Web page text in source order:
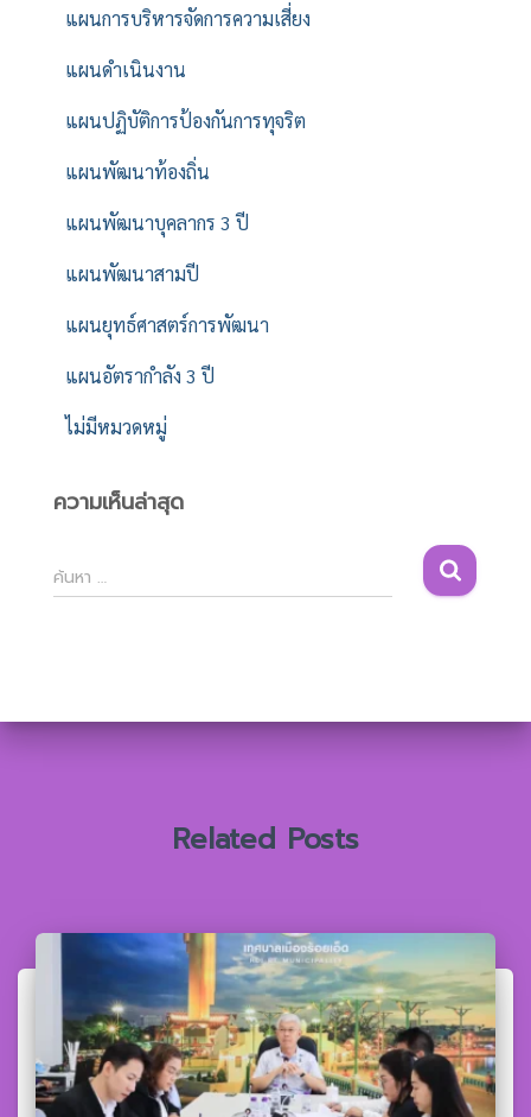
แผนการบริหารจัดการความเสี่ยง
แผนดำเนินงาน
แผนปฏิบัติการป้องกันการทุจริต
แผนพัฒนาท้องถิ่น
แผนพัฒนาบุคลากร 3 ปี
แผนพัฒนาสามปี
แผนยุทธ์ศาสตร์การพัฒนา
แผนอัตรากำลัง 3 ปี
ไม่มีหมวดหมู่
ความเห็นล่าสุด
ค้
น
ห
ค้นหา …
Related Posts